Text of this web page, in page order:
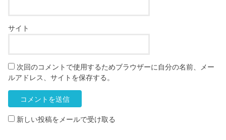
サイト
次回のコメントで使用するためブラウザーに自分の名前、メー
ルアドレス、サイトを保存する。
新しい投稿をメールで受け取る